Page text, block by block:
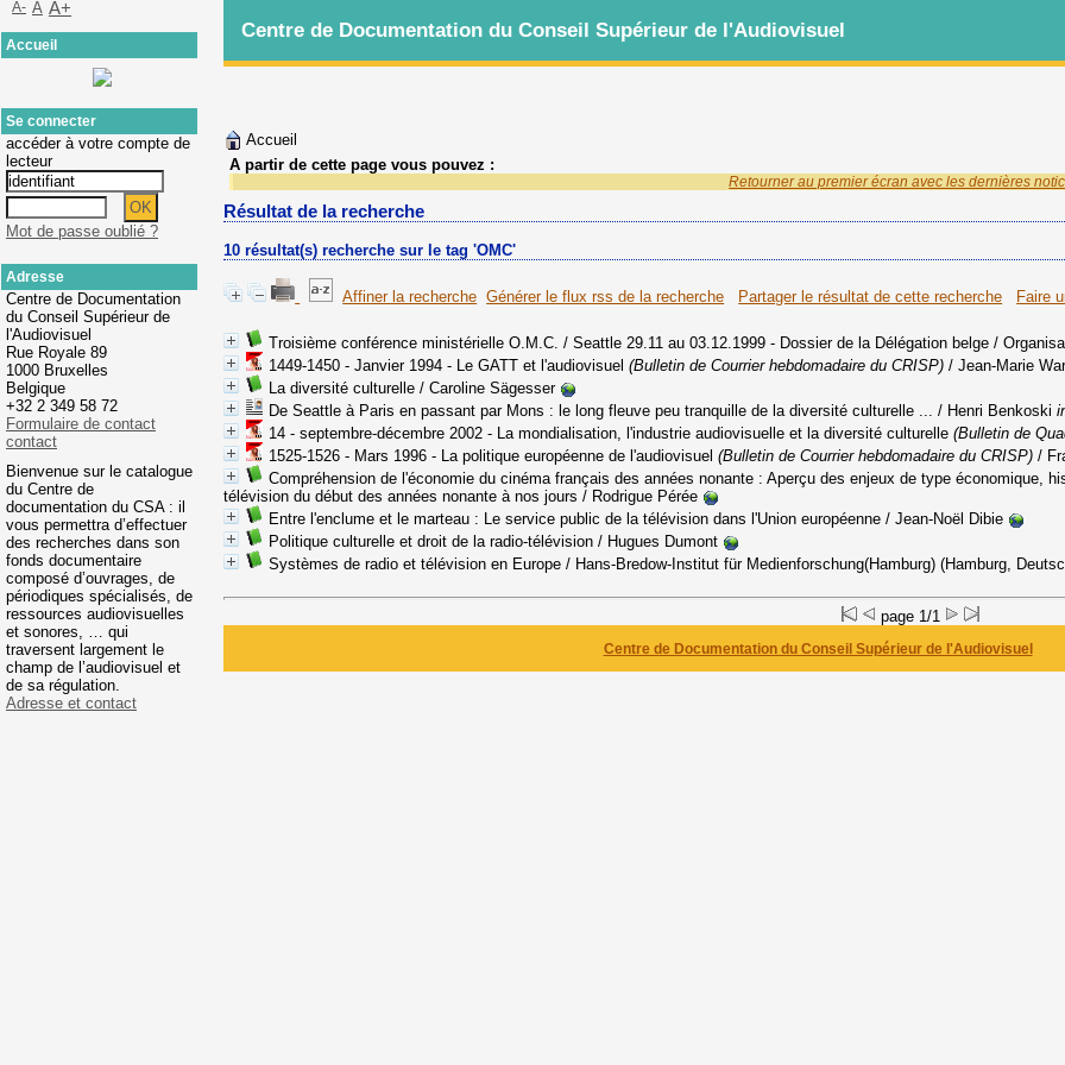
Accueil
A partir de cette page vous pouvez :
Retourner au premier écran avec les dernières
Résultat de la recherche
10 résultat(s) recherche sur le tag 'OMC'
Affiner la recherche Générer le flux rss de la recherche Partager le résultat de cette recherche Faire
Troisième conférence ministérielle O.M.C. / Seattle 29.11 au 03.12.1999 - Dossier de la Délégation belge /
1449-1450 - Janvier 1994 - Le GATT et l'audiovisuel (Bulletin de Courrier hebdomadaire du CRISP) / Jean-Marie
La diversité culturelle / Caroline Sägesser
De Seattle à Paris en passant par Mons : le long fleuve peu tranquille de la diversité culturelle ... / Henri Benkoski
14 - septembre-décembre 2002 - La mondialisation, l'industrie audiovisuelle et la diversité culturelle (Bulletin de
1525-1526 - Mars 1996 - La politique européenne de l'audiovisuel(Bulletin de Courrier hebdomadaire du CRISP) /
Compréhension de l'économie du cinéma français des années nonante : Aperçu des enjeux de type économique,
télévision du début des années nonante à nos jours / Rodrigue Pérée
Entre l'enclume et le marteau : Le service public de la télévision dans l'Union européenne / Jean-Noël Dibie
Politique culturelle et droit de la radio-télévision / Hugues Dumont
Systèmes de radio et télévision en Europe / Hans-Bredow-Institut für Medienforschung(Hamburg) (Hamburg,
page 1/1
Centre de Documentation du Conseil Supérieur de l'Audiovisuel
Centre de Documentation du Conseil Supérieur de l'Audiovisuel
A- A A+
Accueil
Se connecter
accéder à votre compte de
lecteur
Mot de passe oublié ?
Adresse
Centre de Documentation
du Conseil Supérieur de
l'Audiovisuel
Rue Royale 89
1000 Bruxelles
Belgique
+32 2 349 58 72
Formulaire de contact
contact
Bienvenue sur le catalogue
du Centre de
documentation du CSA : il
vous permettra d’effectuer
des recherches dans son
fonds documentaire
composé d’ouvrages, de
périodiques spécialisés, de
ressources audiovisuelles
et sonores, … qui
traversent largement le
champ de l’audiovisuel et
de sa régulation.
Adresse et contact